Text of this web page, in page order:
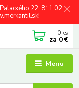
22, 811 02
Menu
0 ks
za 0 €